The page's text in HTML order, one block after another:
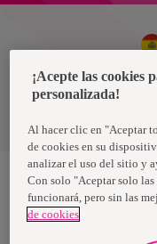
Política
Nosotras, una marca de
higiene y salud. Cada
¡Acepte las cookies
personalizada!
Al hacer clic en "Aceptar
de cookies en su
analizar el uso del sitio y
Con solo "Aceptar solo
funcionará, pero sin las
de cookies